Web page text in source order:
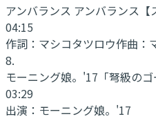
アンバランス アンバランス
04:15
作詞： マシコタツロウ作曲：
8.
モーニング娘。'17「弩級の
03:29
出演： モーニング娘。'17